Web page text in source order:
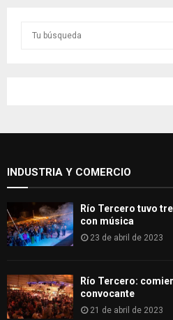
o
INDUSTRIA Y COMERCIO
Río Tercero tuvo
con música
23 de abril de 2023
Río Tercero:
convocante
21 de abril de 2023